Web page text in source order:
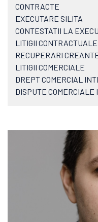
CONTRACTE
EXECUTARE SILITA
CONTESTATII LA
LITIGII CONTRACTUALE
RECUPERARI
LITIGII COMERCIALE
DREPT COMERCIAL
DISPUTE